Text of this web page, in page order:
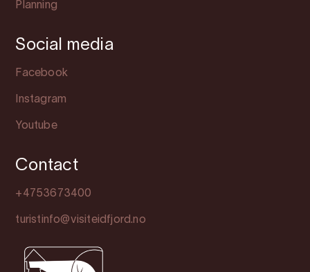
Planning
Social media
Facebook
Instagram
Youtube
Contact
+4753673400
turistinfo@visiteidfjord.no